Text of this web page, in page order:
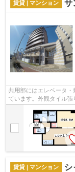
賃貸 | マンション サ
共用部にはエレベータ
ています。外観タイル張
ん。2駅利用できる場所
賃貸 | マンション シ